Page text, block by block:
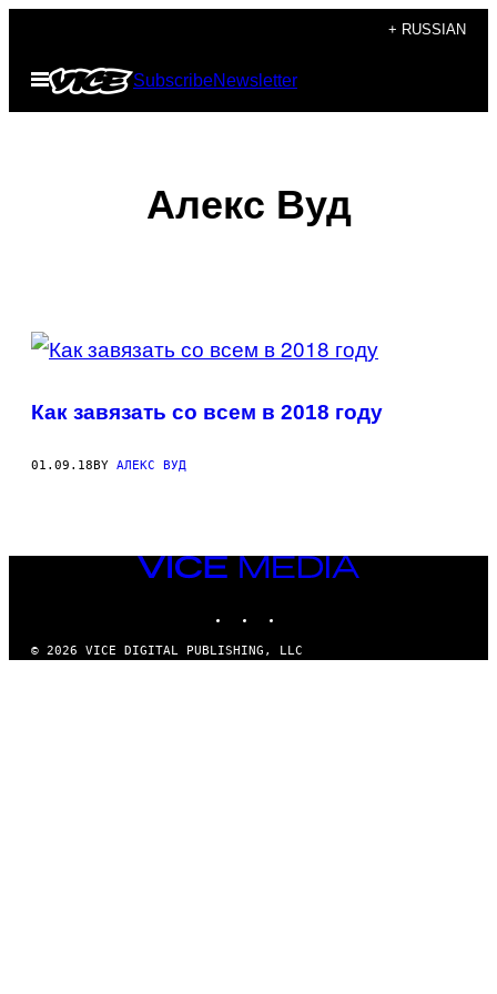
content
+ RUSSIAN
Open
Menu
SubscribeNewsletter
Алекс Вуд
POSTS
THIS
AUTHOR
Как завязать со всем в 2018 году
01.09.18BY АЛЕКС ВУД
VICE
MEDIA
© 2026 VICE DIGITAL PUBLISHING, LLC